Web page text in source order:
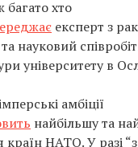
багато хто
експерт з
науковий
університету в
амбіції
найбільшу та
країн НАТО. У разі